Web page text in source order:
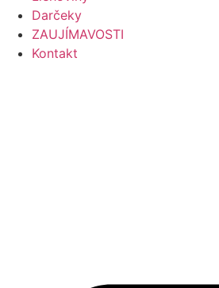
Darčeky
ZAUJÍMAVOSTI
Kontakt